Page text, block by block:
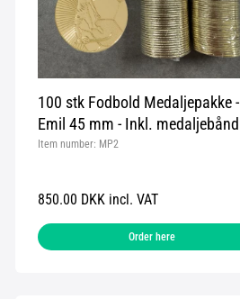
100 stk Fodbold Medaljepakke -
Emil 45 mm - Inkl. medaljebånd
Item number: MP2
850.00 DKK incl. VAT
Order here